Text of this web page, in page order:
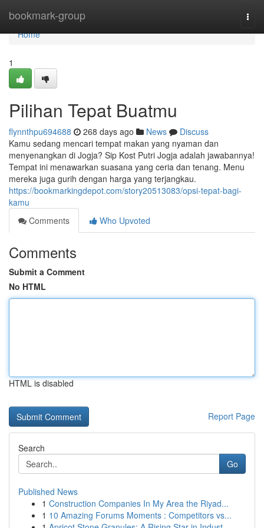
bookmark-group
Home
Home
1
Pilihan Tepat Buatmu
flynnthpu694688 268 days ago News
Discuss
Kamu sedang mencari tempat makan yang nyaman dan
menyenangkan di Jogja? Sip Kost Putri Jogja adalah jawabannya!
Tempat ini menawarkan suasana yang ceria dan tenang. Menu
mereka juga gurih dengan harga yang terjangkau.
https://bookmarkingdepot.com/story20513083/opsi-tepat-bagi-
kamu
Comments
Who Upvoted
Comments
Submit a Comment
No HTML
HTML is disabled
Report Page
Search
Go
Published News
1 Construction Companies In My Area the Riyad...
1 10 Amazing Forums Moments : Competitors vs...